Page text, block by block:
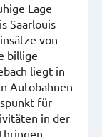
Lage
Saarlouis
von
billige
liegt in
Autobahnen
für
in der